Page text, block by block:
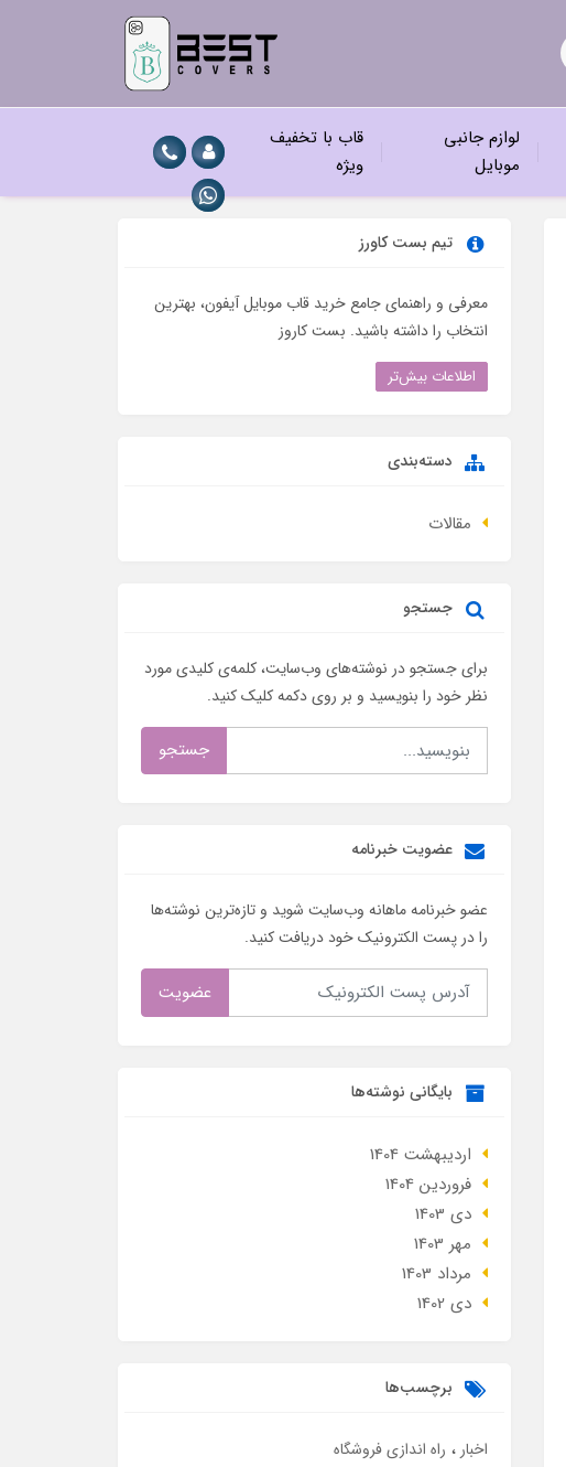
لوازم جانبی
موبایل
قاب با تخفیف
ویژه
تیم بست کاورز
معرفی و راهنمای جامع خرید قاب موبایل آیفون، بهترین
انتخاب را داشته باشید. بست کاروز
اطلاعات بیش‌تر
دسته‌بندی
مقالات
جستجو
برای جستجو در نوشته‌های وب‌سایت، کلمه‌ی کلیدی مورد
نظر خود را بنویسید و بر روی دکمه کلیک کنید.
جستجو
عضویت خبرنامه
عضو خبرنامه ماهانه وب‌سایت شوید و تازه‌ترین نوشته‌ها
را در پست الکترونیک خود دریافت کنید.
عضویت
بایگانی نوشته‌ها
ارديبهشت 1404
فروردین 1404
دی 1403
مهر 1403
مرداد 1403
دی 1402
برچسب‌ها
اخبار راه اندازی فروشگاه